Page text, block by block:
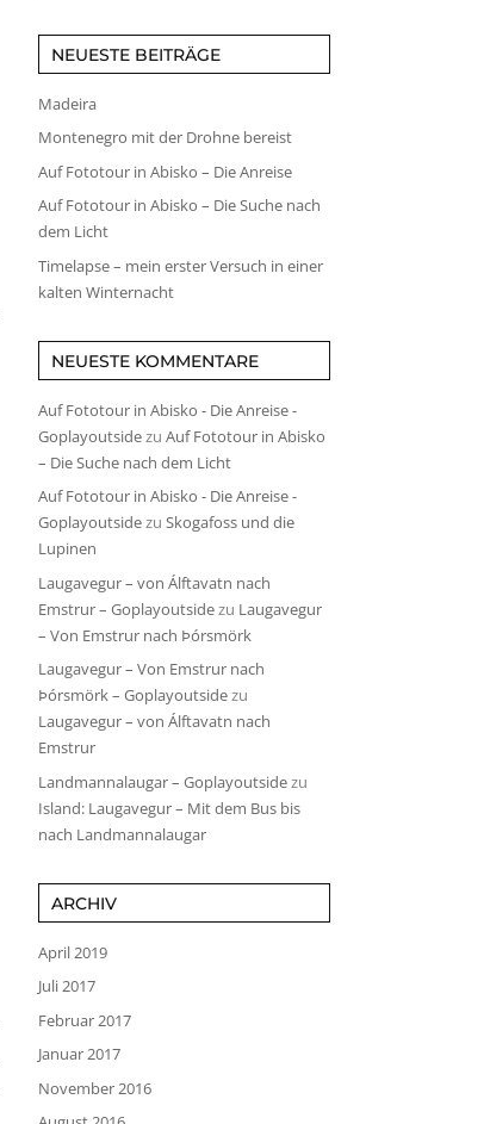
NEUESTE BEITRÄGE
Madeira
Montenegro mit der Drohne bereist
Auf Fototour in Abisko – Die Anreise
Auf Fototour in Abisko – Die Suche nach
dem Licht
Timelapse – mein erster Versuch in einer
kalten Winternacht
NEUESTE KOMMENTARE
Auf Fototour in Abisko - Die Anreise -
Goplayoutsidezu Auf Fototour in Abisko
– Die Suche nach dem Licht
Auf Fototour in Abisko - Die Anreise -
Goplayoutsidezu Skogafoss und die
Lupinen
Laugavegur – von Álftavatn nach
Emstrur – Goplayoutsidezu Laugavegur
– Von Emstrur nach Þórsmörk
Laugavegur – Von Emstrur nach
Þórsmörk – Goplayoutsidezu
Laugavegur – von Álftavatn nach
Emstrur
Landmannalaugar – Goplayoutsidezu
Island: Laugavegur – Mit dem Bus bis
nach Landmannalaugar
ARCHIV
April 2019
Juli 2017
Februar 2017
Januar 2017
November 2016